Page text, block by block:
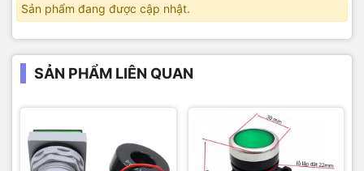
Sản phẩm đang được cập nhật.
SẢN PHẨM LIÊN QUAN